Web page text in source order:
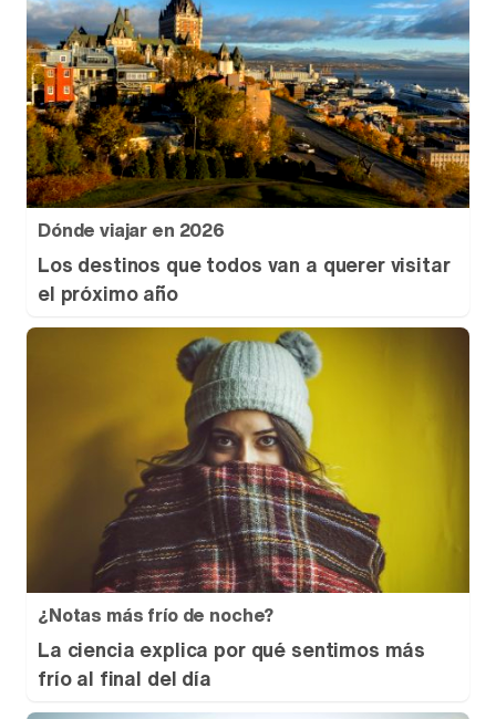
Dónde viajar en 2026
Los destinos que todos van a querer visitar
el próximo año
¿Notas más frío de noche?
La ciencia explica por qué sentimos más
frío al final del día